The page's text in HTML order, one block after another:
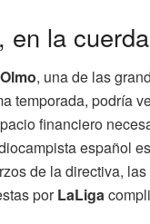
en la
, una de las
temporada, podría
financiero
español
de la directiva,
porLaLiga